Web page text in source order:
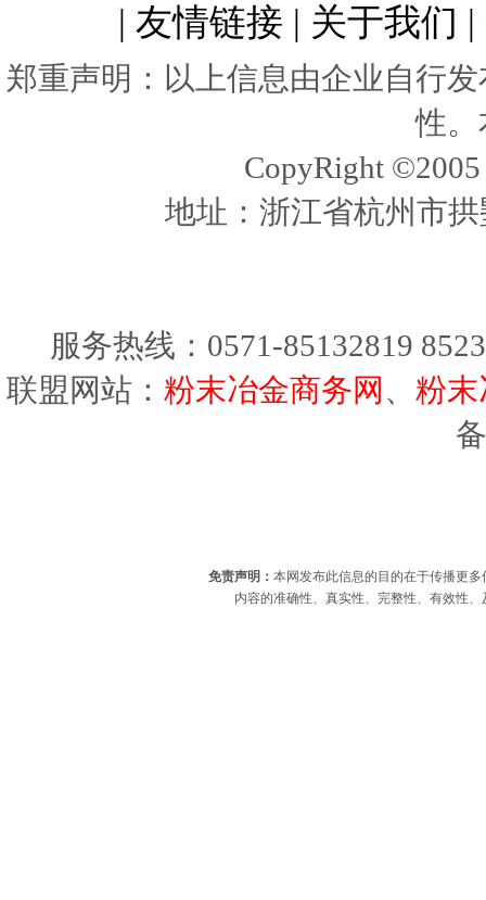
| 友情链接 | 关于我们 |
郑重声明：以上信息由企业自行
性。
CopyRight
地址：浙江省杭州市
服务热线：0571-85132819
联盟网站： 粉末冶金商务网 、 粉末
免责声明： 本网发布此信息的目的在于传播更
内容的准确性、真实性、完整性、有效性